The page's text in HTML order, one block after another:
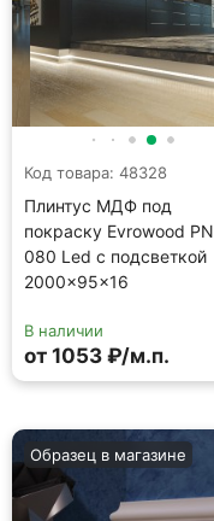
Код товара: 48328
Плинтус МДФ под
покраску Evrowood PN
080 Led с подсветкой
2000×95×16
В наличии
от 1053 ₽/м.п.
Образец в магазине